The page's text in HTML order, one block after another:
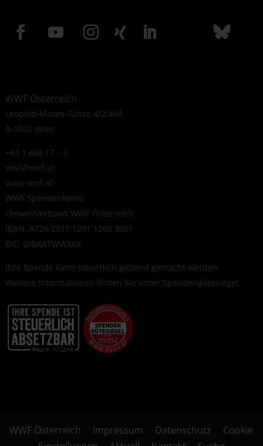
WWF Österreich
Leopold-Moses-Gasse 4/2/40A
A-1020 Wien
+43 1 488 17 – 0
wwf@wwf.at
www.wwf.at
WWF Spendenkonto
Umweltverband WWF Österreich
IBAN: AT26 2011 1291 1268 3901
BIC: GIBAATWWXXX
Ihre Spende kann steuerlich geltend gemacht werden.
Weitere Informationen finden Sie unter Spendengütesiegel
WWF Österreich Impressum Datenschutz
Cookie